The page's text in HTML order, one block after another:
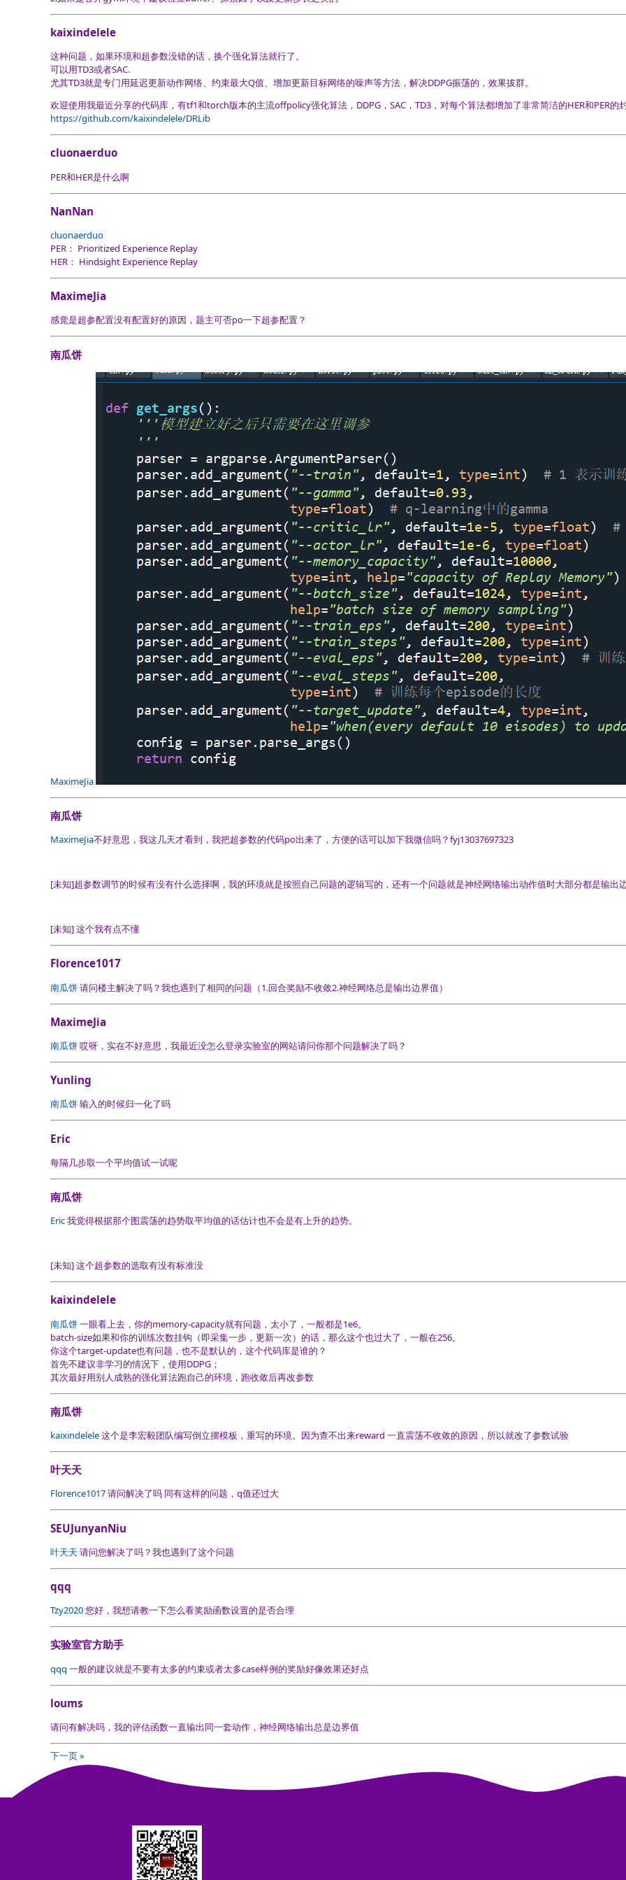
kaixindelele
这种问题，如果环境和超参数没错的话，换个强化算法就行了。
可以用TD3或者SAC.
尤其TD3就是专门用延迟更新动作网络、约束最大Q值、增加更新目标网络的噪声等方法，解决DDPG振荡的，效果拔群。
欢迎使用我最近分享的代码库，有tf1和torch版本的主流offpolicy强化算法，DDPG，SAC，TD3，对每个算法都增加了非常简洁的HER和PER的
https://github.com/kaixindelele/DRLib
cluonaerduo
PER和HER是什么啊
NanNan
cluonaerduo
PER： Prioritized Experience Replay
HER： Hindsight Experience Replay
MaximeJia
感觉是超参配置没有配置好的原因，题主可否po一下超参配置？
南瓜饼
MaximeJia
南瓜饼
MaximeJia不好意思，我这几天才看到，我把超参数的代码po出来了，方便的话可以加下我微信吗？fyj13037697323
[未知]超参数调节的时候有没有什么选择啊，我的环境就是按照自己问题的逻辑写的，还有一个问题就是神经网络输出动作值时大部分都是输出
[未知]这个我有点不懂
Florence1017
南瓜饼请问楼主解决了吗？我也遇到了相同的问题（1.回合奖励不收敛2.神经网络总是输出边界值）
MaximeJia
南瓜饼哎呀，实在不好意思，我最近没怎么登录实验室的网站请问你那个问题解决了吗？
Yunling
南瓜饼输入的时候归一化了吗
Eric
每隔几步取一个平均值试一试呢
南瓜饼
Eric我觉得根据那个图震荡的趋势取平均值的话估计也不会是有上升的趋势。
[未知]这个超参数的选取有没有标准没
kaixindelele
南瓜饼一眼看上去，你的memory-capacity就有问题，太小了，一般都是1e6。
batch-size如果和你的训练次数挂钩（即采集一步，更新一次）的话，那么这个也过大了，一般在256。
你这个target-update也有问题，也不是默认的，这个代码库是谁的？
首先不建议非学习的情况下，使用DDPG；
其次最好用别人成熟的强化算法跑自己的环境，跑收敛后再改参数
南瓜饼
kaixindelele这个是李宏毅团队编写倒立摆模板，重写的环境。因为查不出来reward 一直震荡不收敛的原因，所以就改了参数试验
叶天天
Florence1017请问解决了吗 同有这样的问题，q值还过大
SEUJunyanNiu
叶天天 请问您解决了吗？我也遇到了这个问题
qqq
Tzy2020您好，我想请教一下怎么看奖励函数设置的是否合理
实验室官方助手
qqq 一般的建议就是不要有太多的约束或者太多case样例的奖励好像效果还好点
loums
请问有解决吗，我的评估函数一直输出同一套动作，神经网络输出总是边界值
下一页 »